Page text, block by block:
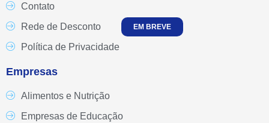
EM BREVE
Contato
Rede de Desconto
Política de Privacidade
Empresas
Alimentos e Nutrição
Empresas de Educação